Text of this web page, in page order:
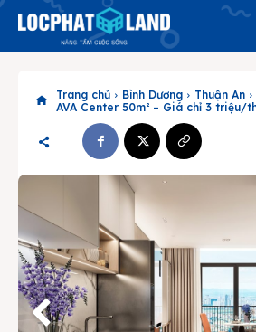
Search
Phiên bản cập
& tìm kiếm nhanh chóng hơn
Trang chủ
Trang chủ Bình Dương Thuận An
AVA Center 50m² – Giá chỉ 3 triệu/